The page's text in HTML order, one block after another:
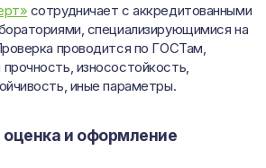
сотрудничает с аккредитованными
специализирующимися на
проводится по ГОСТам,
износостойкость,
иные параметры.
оценка и оформление